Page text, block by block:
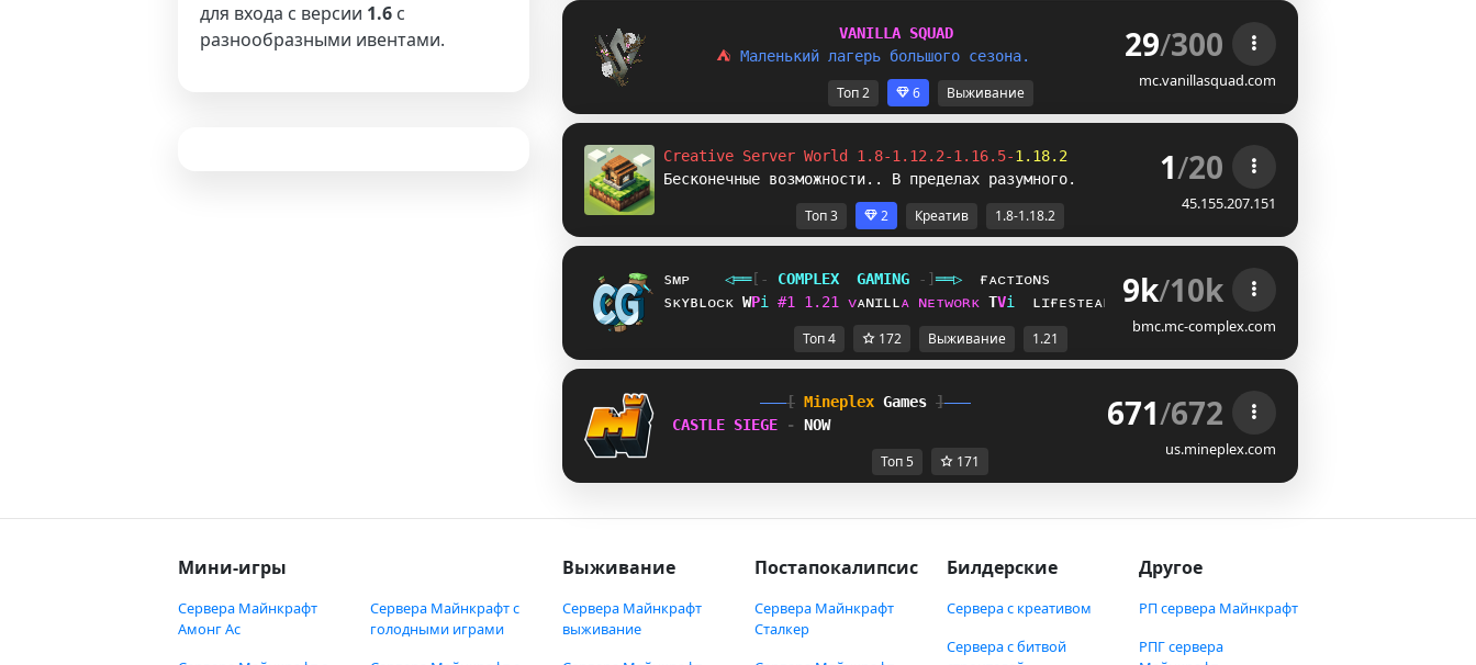
для входа с версии 1.6 с
разнообразными ивентами.
VANIL L A SQUAD
⛺ Маленький лагерь большого сезона. 29/300
mc.vanillasquad.com
Топ 2 6 Выживание
Creative Server World 1.8-1.12.2-1.16.5-1.18.2
Бесконечные возможности.. В пределах разумного.
1/20
45.155.207.151
Топ 3 2 Креатив 1.8-1.18.2
sᴍᴘ ◁══[‐ COMPL EX GAMING ‐]══▷
ғᴀᴄᴛɪᴏɴs
sᴋʏʙʟᴏᴄᴋ BBi #1 1 . 21 ᴠᴀɴɪʟʟᴀ ɴᴇᴛᴡᴏʀᴋ L@i ʟɪғᴇsᴛᴇᴀʟ 9k/10k
bmc.mc-complex.com
Топ 4 172 Выживание 1.21
[ Mineplex Games ]
CASTLE SIEGE
- NOW 671/672
us.mineplex.com
Топ 5 171
Мини-игры
Сервера Майнкрафт
Амонг Ас
Сервера Майнкрафт с
голодными играми
Выживание
Сервера Майнкрафт
выживание
Постапокалипсис
Сервера Майнкрафт
Сталкер
Билдерские
Сервера с креативом
Сервера с битвой
Другое
РП сервера Майнкрафт
РПГ сервера